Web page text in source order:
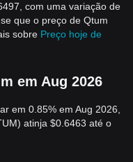
com uma variação de
que o preço de Qtum
sobre Preço hoje de
em Aug 2026
em 0.85% em Aug 2026,
atinja $0.6463 até o